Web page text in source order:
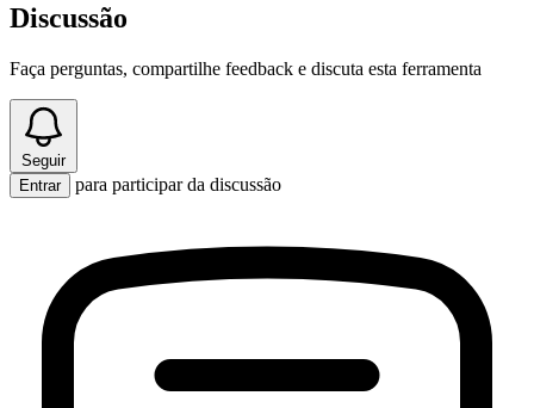
Discussão
Faça perguntas, compartilhe feedback e discuta esta ferramenta
Seguir
Entrar
para participar da discussão